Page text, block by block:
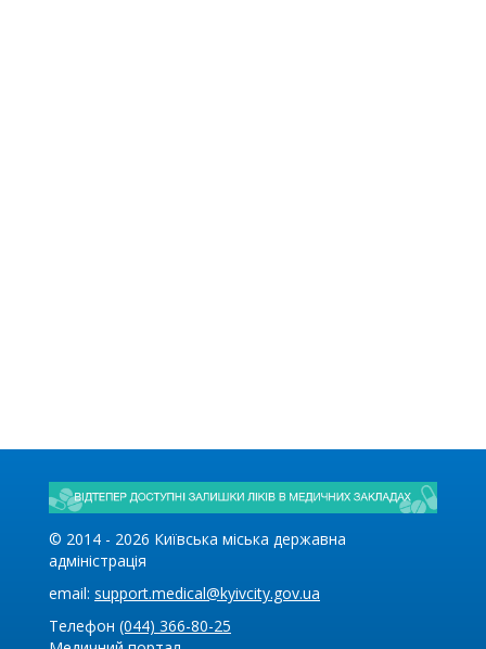
© 2014 - 2026 Київська міська державна
адміністрація
email: support.medical@kyivcity.gov.ua
Телефон (044) 366-80-25